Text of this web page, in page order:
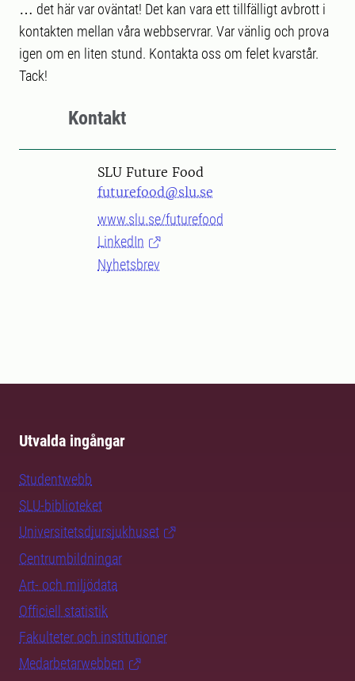
… det här var oväntat! Det kan vara ett tillfälligt avbrott i
kontakten mellan våra webbservrar. Var vänlig och prova
igen om en liten stund. Kontakta oss om felet kvarstår.
Tack!
Kontakt
SLU Future Food
futurefood@slu.se
www.slu.se/futurefood
LinkedIn
Nyhetsbrev
Utvalda ingångar
Studentwebb
SLU-biblioteket
Universitetsdjursjukhuset
Centrumbildningar
Art- och miljödata
Officiell statistik
Fakulteter och institutioner
Medarbetarwebben